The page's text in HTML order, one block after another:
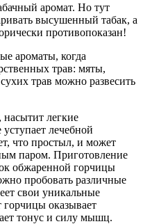
аромат. Но тут
высушенный табак, а
противопоказан!
ароматы, когда
трав: мяты,
трав можно развесить
легкие
лечебной
что простыл, и может
паром. Приготовление
обжаренной горчицы
пробовать различные
свои уникальные
оказывает
тонус и силу мышц.